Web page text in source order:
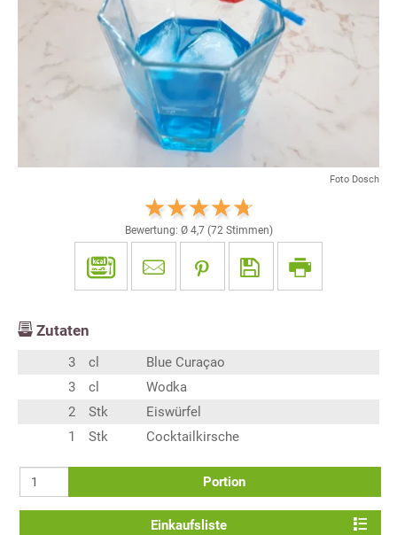
Foto Dosch
Bewertung: Ø 4,7(72Stimmen)
Zutaten
3 cl
Blue Curaçao
3
cl
Wodka
2
Stk
Eiswürfel
1
Stk Cocktailkirsche
Portion
Einkaufsliste